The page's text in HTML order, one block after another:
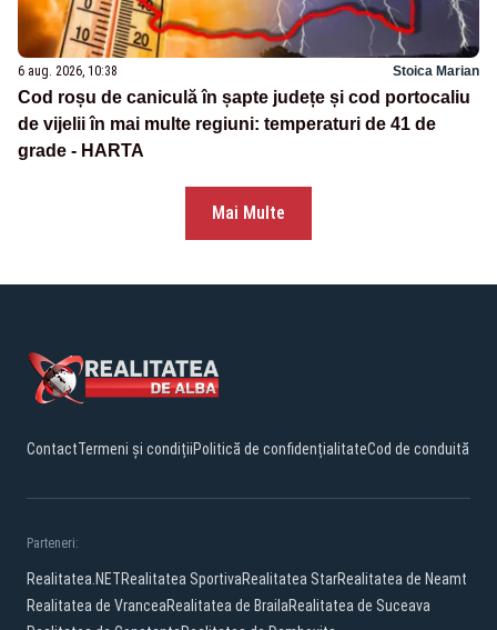
6 aug. 2026, 10:38 Stoica Marian
Cod roșu de caniculă în șapte județe și cod portocaliu
de vijelii în mai multe regiuni: temperaturi de 41 de
grade - HARTA
Mai Multe
ContactTermeni și condițiiPolitică de confidențialitateCod de conduită
Parteneri:
Realitatea.NETRealitatea SportivaRealitatea StarRealitatea de Neamt
Realitatea de VranceaRealitatea de BrailaRealitatea de Suceava